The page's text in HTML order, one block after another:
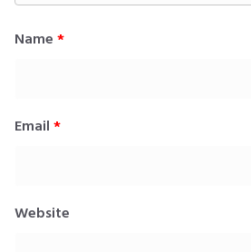
Name *
Email *
Website